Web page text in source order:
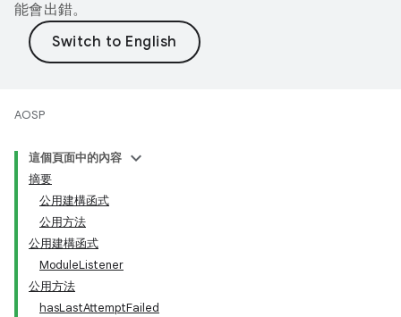
能會出錯。
AOSP
這個頁面中的內容
摘要
公用建構函式
公用方法
公用建構函式
ModuleListener
公用方法
hasLastAttemptFailed